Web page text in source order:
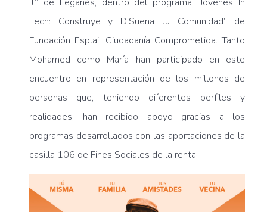
Tech: Construye y DiSueña tu Comunidad” de
Fundación Esplai, Ciudadanía Comprometida. Tanto
Mohamed como María han participado en este
encuentro en representación de los millones de
personas que, teniendo diferentes perfiles y
realidades, han recibido apoyo gracias a los
programas desarrollados con las aportaciones de la
casilla 106 de Fines Sociales de la renta.